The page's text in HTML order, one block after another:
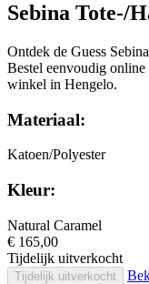
Sebina Tote-/
Ontdek de Guess
Bestel eenvoudig
winkel in Hengelo.
Materiaal:
Katoen/Polyester
Kleur:
Natural Caramel
€ 165,00
Tijdelijk uitverkocht
Tijdelijk uitverkocht